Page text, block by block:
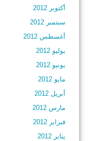
أكتوبر 2012
سبتمبر 2012
أغسطس 2012
يوليو 2012
يونيو 2012
مايو 2012
أبريل 2012
مارس 2012
فبراير 2012
يناير 2012